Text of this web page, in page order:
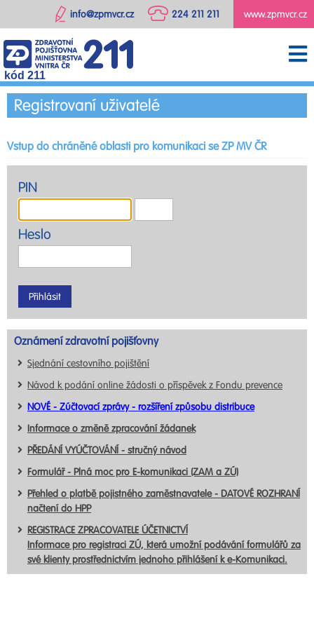
www.zpmvcr.cz
224 211 211
info@zpmvcr.cz
kód 211
Registrovaní uživatelé
Vstup do chráněné oblasti pro komunikaci se ZP MV ČR
PIN
Heslo
Oznámení zdravotní pojišťovny
Sjednání cestovního pojištění
Návod k podání online žádosti o příspěvek z Fondu prevence
NOVÉ - Zúčtovací zprávy - rozšíření způsobu distribuce
Informace o změně zpracování žádanek
PŘEDÁNÍ VYÚČTOVÁNÍ - stručný návod
Formulář - Plná moc pro E-komunikaci (ZAM a ZÚ)
Přehled o platbě pojistného zaměstnavatele - DATOVÉ ROZHRANÍ
načtení do HPP
REGISTRACE ZPRACOVATELE ÚČETNICTVÍ
Informace pro registraci ZÚ, která umožní podávání formulářů za
své klienty prostřednictvím jednoho přihlášení k e-Komunikaci.